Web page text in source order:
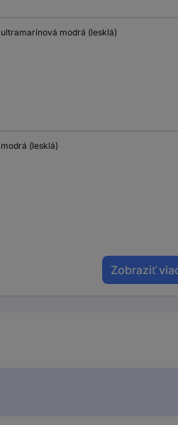
ultramarínová modrá (lesklá)
modrá (lesklá)
Zobraziť